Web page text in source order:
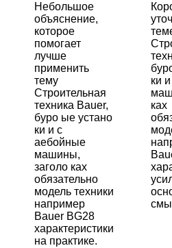
Небольшое
объяснение,
которое
помогает
лучше
применить
тему
Строительная
техника Bauer,
буро ые устано
ки и с
аебойные
машины,
заголо ках
обязательно
модель техники
например
Bauer BG28
характеристики
на практике.
ки
ках